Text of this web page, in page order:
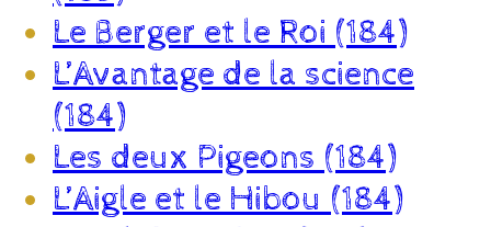
Le Berger et le Roi (184)
L’Avantage de la science
(184)
Les deux Pigeons (184)
L’Aigle et le Hibou (184)